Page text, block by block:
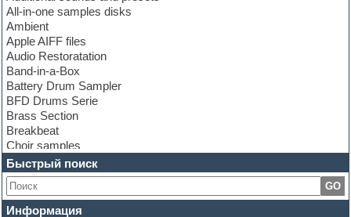
All-in-one samples disks
Ambient
Apple AIFF files
Audio Restoratation
Band-in-a-Box
Battery Drum Sampler
BFD Drums Serie
Brass Section
Breakbeat
Choir samples
Chris Hein Samples
Cinematic samples
Club bass
Club leads
Быстрый поиск
GO
Информация